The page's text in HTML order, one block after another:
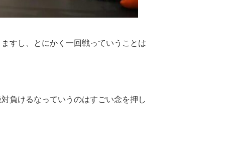
すし、とにかく一回戦っていうことは
負けるなっていうのはすごい念を押し